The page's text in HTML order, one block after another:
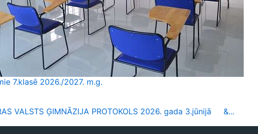
7.klasē 2026./2027. m.g.
VALSTS ĢIMNĀZIJA PROTOKOLS 2026. gada 3.jūnijā &...